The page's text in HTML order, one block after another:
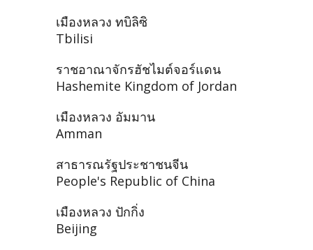
เมืองหลวง ทบิลิซิ
Tbilisi
ราชอาณาจักรฮัชไมต์จอร์แดน
Hashemite Kingdom of Jordan
เมืองหลวง อัมมาน
Amman
สาธารณรัฐประชาชนจีน
People's Republic of China
เมืองหลวง ปักกิ่ง
Beijing